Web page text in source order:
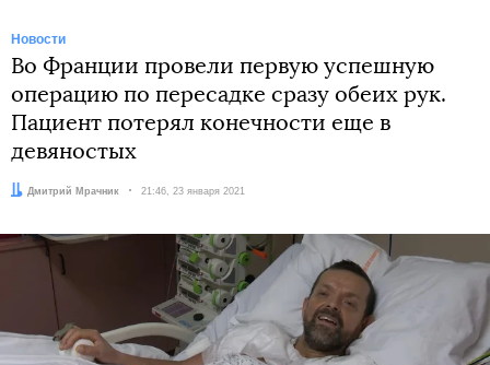
Новости
Во Франции провели первую успешную
операцию по пересадке сразу обеих рук.
Пациент потерял конечности еще в
девяностых
Автор:
Дмитрий Мрачник Дата:
21:46, 23 января 2021